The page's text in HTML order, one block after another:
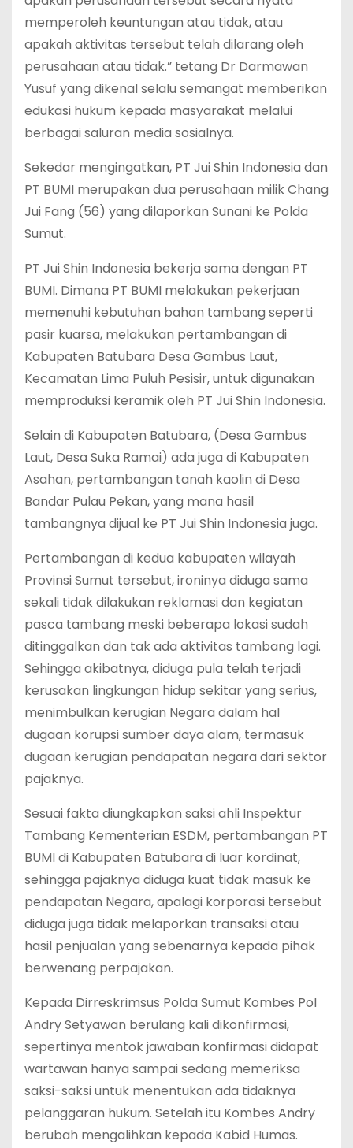
memperoleh keuntungan atau tidak, atau
apakah aktivitas tersebut telah dilarang oleh
perusahaan atau tidak.” tetang Dr Darmawan
Yusuf yang dikenal selalu semangat memberikan
edukasi hukum kepada masyarakat melalui
berbagai saluran media sosialnya.
Sekedar mengingatkan, PT Jui Shin Indonesia dan
PT BUMI merupakan dua perusahaan milik Chang
Jui Fang (56) yang dilaporkan Sunani ke Polda
Sumut.
PT Jui Shin Indonesia bekerja sama dengan PT
BUMI. Dimana PT BUMI melakukan pekerjaan
memenuhi kebutuhan bahan tambang seperti
pasir kuarsa, melakukan pertambangan di
Kabupaten Batubara Desa Gambus Laut,
Kecamatan Lima Puluh Pesisir, untuk digunakan
memproduksi keramik oleh PT Jui Shin Indonesia.
Selain di Kabupaten Batubara, (Desa Gambus
Laut, Desa Suka Ramai) ada juga di Kabupaten
Asahan, pertambangan tanah kaolin di Desa
Bandar Pulau Pekan, yang mana hasil
tambangnya dijual ke PT Jui Shin Indonesia juga.
Pertambangan di kedua kabupaten wilayah
Provinsi Sumut tersebut, ironinya diduga sama
sekali tidak dilakukan reklamasi dan kegiatan
pasca tambang meski beberapa lokasi sudah
ditinggalkan dan tak ada aktivitas tambang lagi.
Sehingga akibatnya, diduga pula telah terjadi
kerusakan lingkungan hidup sekitar yang serius,
menimbulkan kerugian Negara dalam hal
dugaan korupsi sumber daya alam, termasuk
dugaan kerugian pendapatan negara dari sektor
pajaknya.
Sesuai fakta diungkapkan saksi ahli Inspektur
Tambang Kementerian ESDM, pertambangan PT
BUMI di Kabupaten Batubara di luar kordinat,
sehingga pajaknya diduga kuat tidak masuk ke
pendapatan Negara, apalagi korporasi tersebut
diduga juga tidak melaporkan transaksi atau
hasil penjualan yang sebenarnya kepada pihak
berwenang perpajakan.
Kepada Dirreskrimsus Polda Sumut Kombes Pol
Andry Setyawan berulang kali dikonfirmasi,
sepertinya mentok jawaban konfirmasi didapat
wartawan hanya sampai sedang memeriksa
saksi-saksi untuk menentukan ada tidaknya
pelanggaran hukum. Setelah itu Kombes Andry
berubah mengalihkan kepada Kabid Humas.